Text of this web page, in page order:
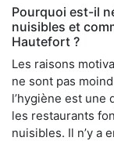
Pourquoi est-il
nuisibles et
Hautefort ?
Les raisons
ne sont pas
l’hygiène est une
les restaurants
nuisibles. Il n’y a